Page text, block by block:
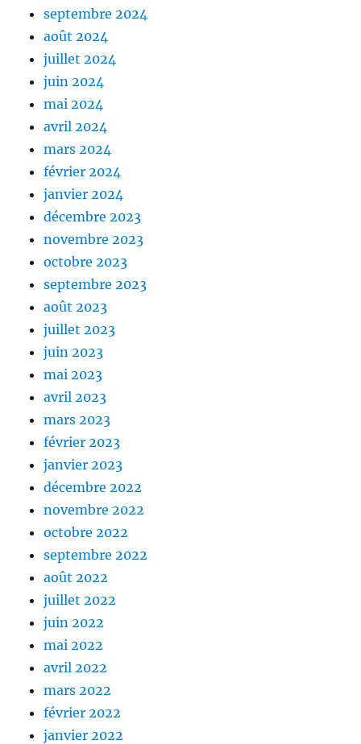
septembre 2024
août 2024
juillet 2024
juin 2024
mai 2024
avril 2024
mars 2024
février 2024
janvier 2024
décembre 2023
novembre 2023
octobre 2023
septembre 2023
août 2023
juillet 2023
juin 2023
mai 2023
avril 2023
mars 2023
février 2023
janvier 2023
décembre 2022
novembre 2022
octobre 2022
septembre 2022
août 2022
juillet 2022
juin 2022
mai 2022
avril 2022
mars 2022
février 2022
janvier 2022